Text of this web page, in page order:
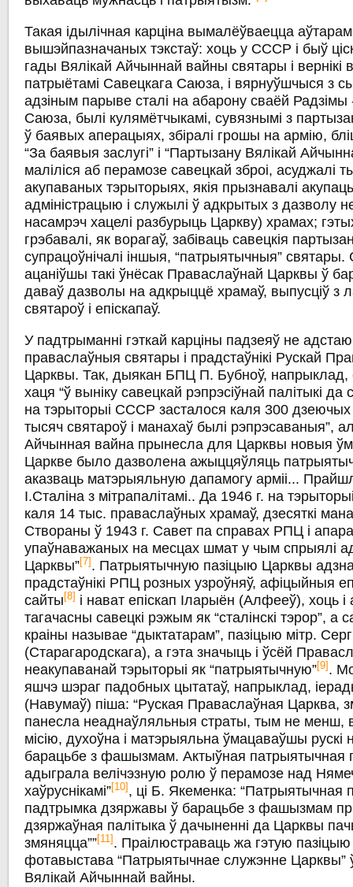
Такая ідылічная карціна вымалёўваецца
вышэйпазначаных тэкстаў: хоць у СССР і быў
гады Вялікай Айчыннай вайны святары і вернікі
патрыётамі Савецкага Саюза, і вярнуўшчыся з
адзіным парыве сталі на абарону сваёй Радзімы
Саюза, былі кулямётчыкамі, сувязнымі з
ў баявых аперацыях, збіралі грошы на армію,
“За баявыя заслугі” і “Партызану Вялікай
маліліся аб перамозе савецкай зброі, асуджалі
акупаваных тэрыторыях, якія прызнавалі
адміністрацыю і служылі ў адкрытых з дазволу
насамрэч хацелі разбурыць Царкву) храмах;
грэбавалі, як ворагаў, забіваць савецкія
супрацоўнічалі іншыя, “патрыятычныя” святары.
ацаніўшы такі ўнёсак Праваслаўнай Царквы ў
даваў дазволы на адкрыццё храмаў, выпусціў з
святароў і епіскапаў.
У падтрыманні гэткай карціны падзеяў не
праваслаўныя святары і прадстаўнікі Рускай
Царквы. Так, дыякан БПЦ П. Бубноў, напрыклад,
хаця “ў выніку савецкай рэпрэсіўнай палітыкі да
на тэрыторыі СССР засталося каля 300 дзеючых
тысяч святароў і манахаў былі рэпрэсаваныя”,
Айчынная вайна прынесла для Царквы новыя
Царкве было дазволена ажыццяўляць
аказваць матэрыяльную дапамогу арміі...
І.Сталіна з мітрапалітамі.. Да 1946 г. на
каля 14 тыс. праваслаўных храмаў, дзесяткі
Створаны ў 1943 г. Савет па справах РПЦ і
упаўнаважаных на месцах шмат у чым спрыялі
Царквы”[7] . Патрыятычную пазіцыю Царквы
прадстаўнікі РПЦ розных узроўняў, афіцыйныя
сайты [8] і нават епіскап Іларыён (Алфееў), хоць і
тагачасны савецкі рэжым як “сталінскі тэрор”, а
краіны называе “дыктатарам”, пазіцыю мітр.
(Старагародскага), а гэта значыць і ўсёй
неакупаванай тэрыторыі як “патрыятычную”[9] .
яшчэ шэраг падобных цытатаў, напрыклад,
(Навумаў) піша: “Руская Праваслаўная Царква,
панесла неаднаўляльныя страты, тым не менш,
місію, духоўна і матэрыяльна ўмацаваўшы рускі
барацьбе з фашызмам. Актыўная патрыятычная
адыграла велічэзную ролю ў перамозе над
хаўруснікамі”[10] , ці Б. Якеменка: “Патрыятычная
падтрымка дзяржавы ў барацьбе з фашызмам
дзяржаўная палітыка ў дачыненні да Царквы
змяняцца””[11] . Праілюстраваць жа гэтую пазіцыю
фотавыстава “Патрыятычнае служэнне Царквы”
Вялікай Айчыннай вайны.